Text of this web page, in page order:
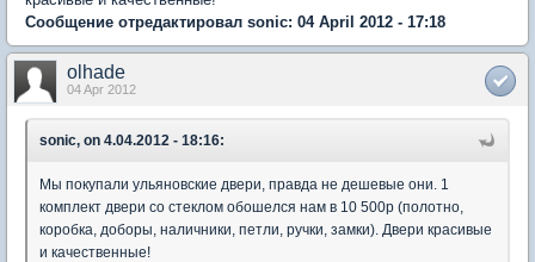
Сообщение отредактировал sonic: 04 April 2012 - 17:18
olhade
04 Apr 2012
sonic, on 4.04.2012 - 18:16:
Мы покупали ульяновские двери, правда не дешевые они. 1
комплект двери со стеклом обошелся нам в 10 500р (полотно,
коробка, доборы, наличники, петли, ручки, замки). Двери красивые
и качественные!